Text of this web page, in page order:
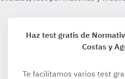
Haz test gratis de
Costas y
Te facilitamos varios test